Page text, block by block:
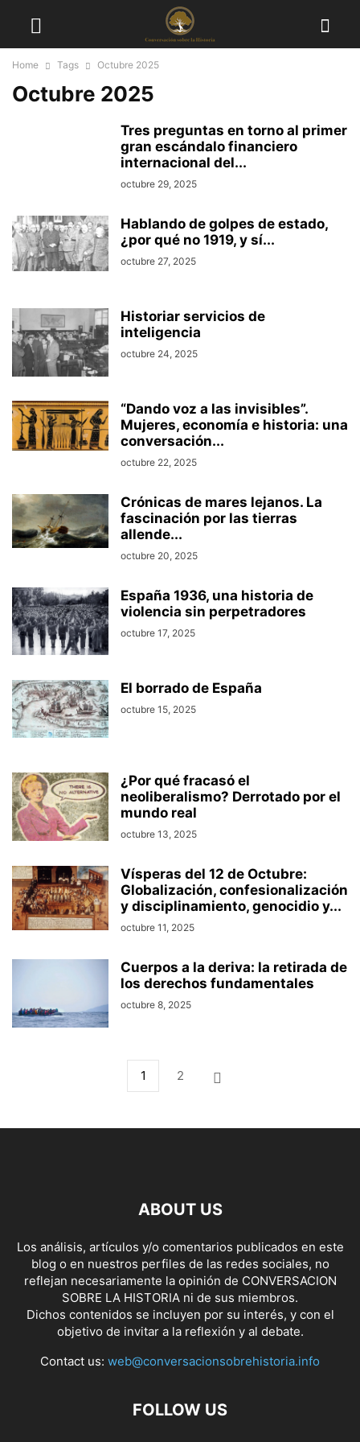
Home Tags Octubre 2025
Octubre 2025
Tres preguntas en torno al primer
gran escándalo financiero
internacional del...
octubre 29, 2025
Hablando de golpes de estado,
¿por qué no 1919, y sí...
octubre 27, 2025
Historiar servicios de
inteligencia
octubre 24, 2025
“Dando voz a las invisibles”.
Mujeres, economía e historia: una
conversación...
octubre 22, 2025
Crónicas de mares lejanos. La
fascinación por las tierras
allende...
octubre 20, 2025
España 1936, una historia de
violencia sin perpetradores
octubre 17, 2025
El borrado de España
octubre 15, 2025
¿Por qué fracasó el
neoliberalismo? Derrotado por el
mundo real
octubre 13, 2025
Vísperas del 12 de Octubre:
Globalización, confesionalización
y disciplinamiento, genocidio y...
octubre 11, 2025
Cuerpos a la deriva: la retirada de
los derechos fundamentales
octubre 8, 2025
1 2
ABOUT US
Los análisis, artículos y/o comentarios publicados en este
blog o en nuestros perfiles de las redes sociales, no
reflejan necesariamente la opinión de CONVERSACION
SOBRE LA HISTORIA ni de sus miembros.
Dichos contenidos se incluyen por su interés, y con el
objetivo de invitar a la reflexión y al debate.
Contact us: web@conversacionsobrehistoria.info
FOLLOW US